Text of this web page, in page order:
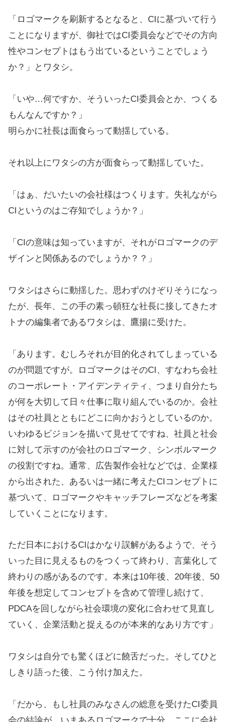
「ロゴマークを刷新するとなると、CIに基づいて行う
ことになりますが、御社ではCI委員会などでその方向
性やコンセプトはもう出ているということでしょう
か？」とワタシ。
「いや…何ですか、そういったCI委員会とか、つくる
もんなんですか？」
明らかに社長は面食らって動揺している。
それ以上にワタシの方が面食らって動揺していた。
「はぁ、だいたいの会社様はつくります。失礼ながら
CIというのはご存知でしょうか？」
「CIの意味は知っていますが、それがロゴマークのデ
ザインと関係あるのでしょうか？？」
ワタシはさらに動揺した。思わずのけぞりそうになっ
たが、長年、この手の素っ頓狂な社長に接してきたオ
トナの編集者であるワタシは、鷹揚に受けた。
「あります。むしろそれが目的化されてしまっている
のが問題ですが。ロゴマークはそのCI、すなわち会社
のコーポレート・アイデンティティ、つまり自分たち
が何を大切して日々仕事に取り組んでいるのか。会社
はその社員とともにどこに向かおうとしているのか。
いわゆるビジョンを描いて見せてですね、社員と社会
に対して示すのが会社のロゴマーク、シンボルマーク
の役割ですね。通常、広告製作会社などでは、企業様
から出された、あるいは一緒に考えたCIコンセプトに
基づいて、ロゴマークやキャッチフレーズなどを考案
していくことになります。
ただ日本におけるCIはかなり誤解があるようで、そう
いった目に見えるものをつくって終わり、言葉化して
終わりの感があるのです。本来は10年後、20年後、50
年後を想定してコンセプトを含めて管理し続けて、
PDCAを回しながら社会環境の変化に合わせて見直し
ていく、企業活動と捉えるのが本来的なあり方です」
ワタシは自分でも驚くほどに饒舌だった。そしてひと
しきり語った後、こう付け加えた。
「だから、もし社員のみなさんの総意を受けたCI委員